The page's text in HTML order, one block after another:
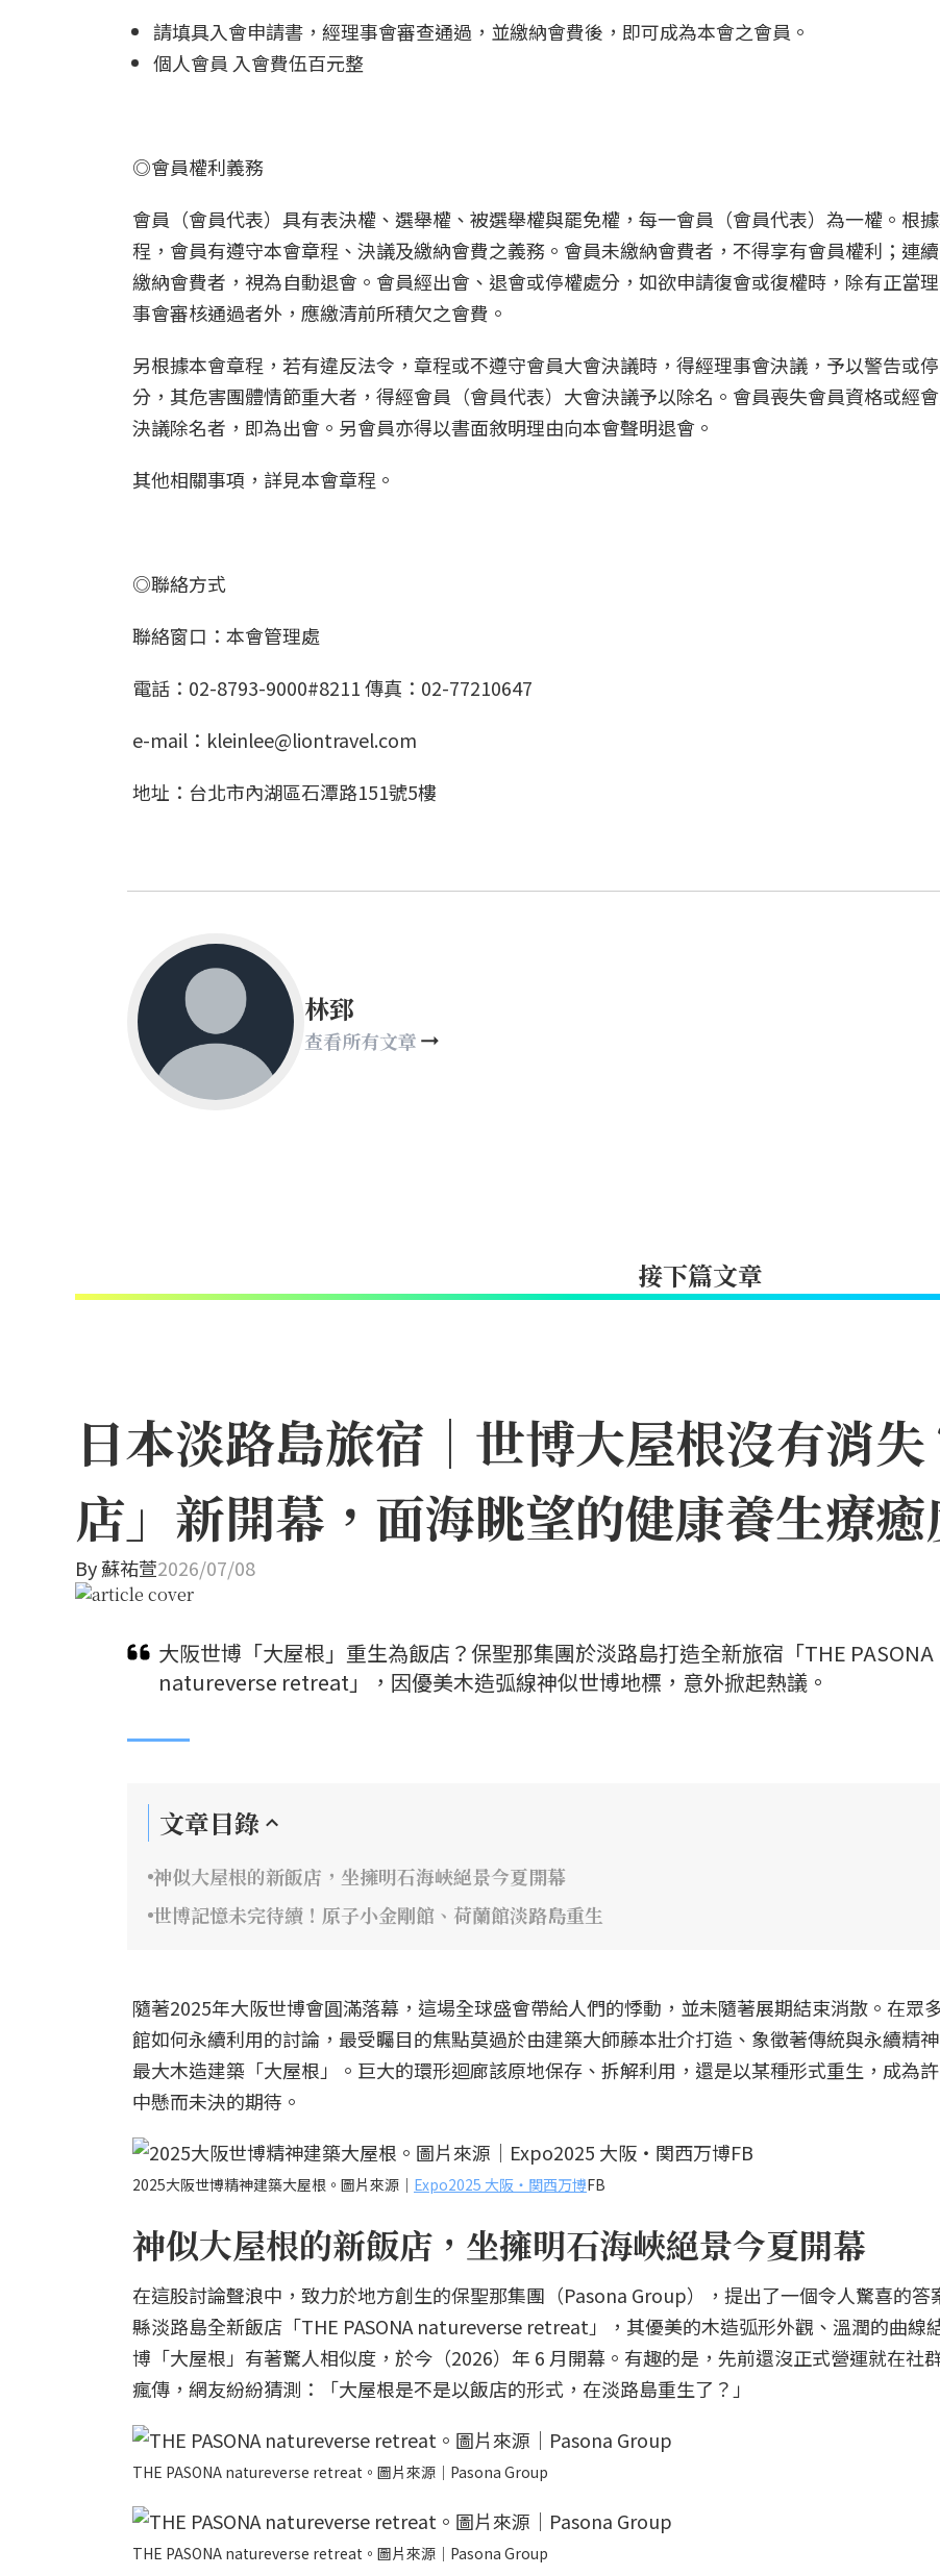
請填具入會申請書，經理事會審查通過，並繳納會費後，即可成為本會之會員。
個人會員 入會費伍百元整
◎會員權利義務
會員（會員代表）具有表決權、選舉權、被選舉權與罷免權，每一會員（會員代表）為一權。根
程，會員有遵守本會章程、決議及繳納會費之義務。會員未繳納會費者，不得享有會員權利；連
繳納會費者，視為自動退會。會員經出會、退會或停權處分，如欲申請復會或復權時，除有正當
事會審核通過者外，應繳清前所積欠之會費。
另根據本會章程，若有違反法令，章程或不遵守會員大會決議時，得經理事會決議，予以警告或
分，其危害團體情節重大者，得經會員（會員代表）大會決議予以除名。會員喪失會員資格或經
決議除名者，即為出會。另會員亦得以書面敘明理由向本會聲明退會。
其他相關事項，詳見本會章程。
◎聯絡方式
聯絡窗口：本會管理處
電話：02-8793-9000#8211 傳真：02-77210647
e-mail：kleinlee@liontravel.com
地址：台北市內湖區石潭路151號5樓
林郅
查看所有文章
接下篇文章
日本淡路島旅宿｜世博大屋根沒有消
店」新開幕，面海眺望的健康養生療
By蘇祐萱2026/07/08
大阪世博「大屋根」重生為飯店？保聖那集團於淡路島打造全新旅宿「THE PASONA
natureverse retreat」，因優美木造弧線神似世博地標，意外掀起熱議。
文章目錄
神似大屋根的新飯店，坐擁明石海峽絕景今夏開幕
世博記憶未完待續！原子小金剛館、荷蘭館淡路島重生
隨著2025年大阪世博會圓滿落幕，這場全球盛會帶給人們的悸動，並未隨著展期結束消散。在眾
館如何永續利用的討論，最受矚目的焦點莫過於由建築大師藤本壯介打造、象徵著傳統與永續精
最大木造建築「大屋根」。巨大的環形迴廊該原地保存、拆解利用，還是以某種形式重生，成為
中懸而未決的期待。
2025大阪世博精神建築大屋根。圖片來源｜ Expo2025 大阪・関西万博FB
神似大屋根的新飯店，坐擁明石海峽絕景今夏開幕
在這股討論聲浪中，致力於地方創生的保聖那集團（Pasona Group），提出了一個令人驚喜的答
縣淡路島全新飯店「THE PASONA natureverse retreat」，其優美的木造弧形外觀、溫潤的曲線
博「大屋根」有著驚人相似度，於今（2026）年 6 月開幕。有趣的是，先前還沒正式營運就在社
瘋傳，網友紛紛猜測：「大屋根是不是以飯店的形式，在淡路島重生了？」
THE PASONA natureverse retreat。圖片來源｜Pasona Group
THE PASONA natureverse retreat。圖片來源｜Pasona Group